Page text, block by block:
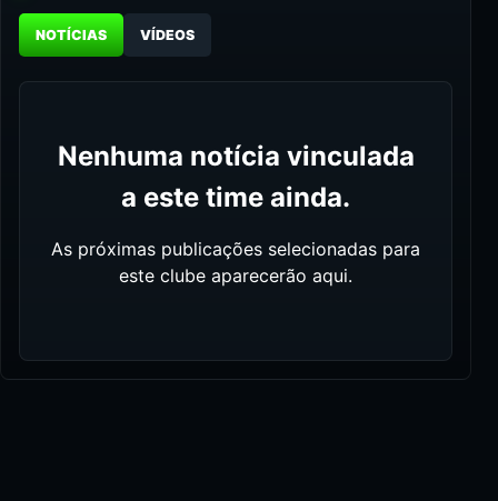
NOTÍCIAS VÍDEOS
Nenhuma notícia vinculada
a este time ainda.
As próximas publicações selecionadas para
este clube aparecerão aqui.